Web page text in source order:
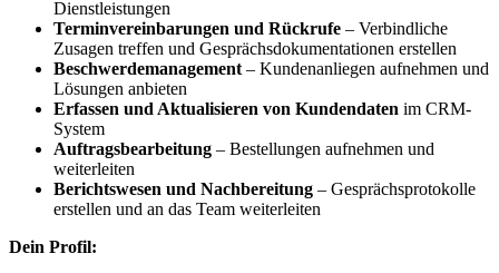
Dienstleistungen
Terminvereinbarungen und Rückrufe – Verbindliche
Zusagen treffen und Gesprächsdokumentationen erstellen
Beschwerdemanagement – Kundenanliegen aufnehmen und
Lösungen anbieten
Erfassen und Aktualisieren von Kundendaten im CRM-
System
Auftragsbearbeitung – Bestellungen aufnehmen und
weiterleiten
Berichtswesen und Nachbereitung – Gesprächsprotokolle
erstellen und an das Team weiterleiten
Dein Profil: